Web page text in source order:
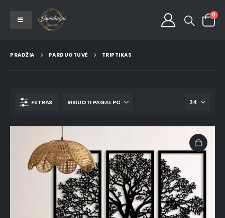
0
PRADŽIA PARDUOTUVĖ TRIPTIKAS
FILTRAS